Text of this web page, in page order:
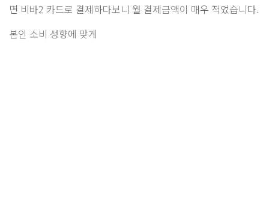
면 비바2 카드로 결제하다보니 월 결제금액이 매우 적었습니다.
본인 소비 성향에 맞게